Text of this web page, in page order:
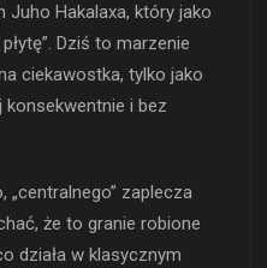
Juho Hakalaxa, który jako
Dziś to marzenie
ciekawostka, tylko jako
i bez
„centralnego” zaplecza
że to granie robione
działa w klasycznym